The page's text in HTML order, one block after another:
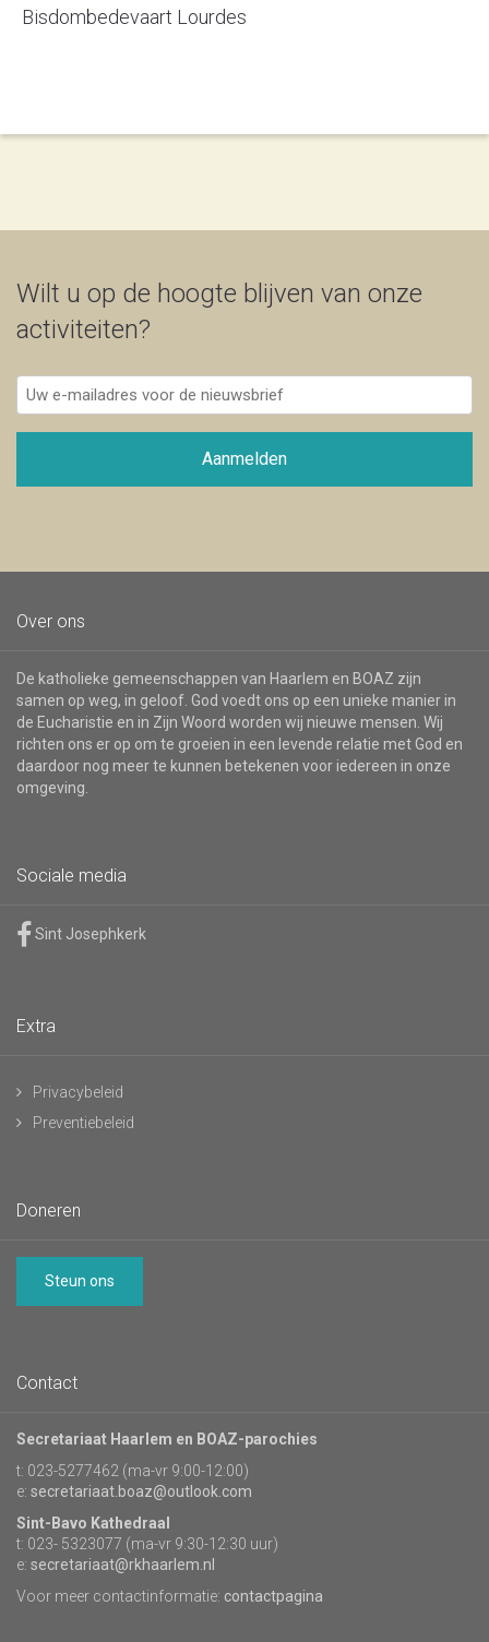
Bisdombedevaart Lourdes
Wilt u op de hoogte blijven van onze
activiteiten?
Uw
e-
mailadres
de
Aanmelden
Over ons
De katholieke gemeenschappen van Haarlem en BOAZ zijn
samen op weg, in geloof. God voedt ons op een unieke manier in
de Eucharistie en in Zijn Woord worden wij nieuwe mensen. Wij
richten ons er op om te groeien in een levende relatie met God en
daardoor nog meer te kunnen betekenen voor iedereen in onze
omgeving.
Sociale media
Sint Josephkerk
Extra
Privacybeleid
Preventiebeleid
Doneren
Steun ons
Contact
Secretariaat Haarlem en BOAZ-parochies
t: 023-5277462 (ma-vr 9:00-12:00)
e: secretariaat.boaz@outlook.com
Sint-Bavo Kathedraal
t: 023- 5323077 (ma-vr 9:30-12:30 uur)
e: secretariaat@rkhaarlem.nl
Voor meer contactinformatie: contactpagina